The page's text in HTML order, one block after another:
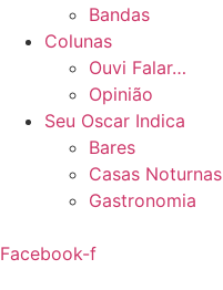
Bandas
Colunas
Ouvi Falar…
Opinião
Seu Oscar Indica
Bares
Casas Noturnas
Gastronomia
Facebook-f